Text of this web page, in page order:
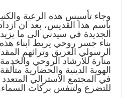
وجاء تأسيس هذه الرعية
باسم هذا القديس، بعد ان
بناء جسر روحي يربط ابناء
الرسولي العريق وتراثهم
منارة للارشاد الروحي
الهوية الدينية والحضارية
في المجتمع الاسترالي المتعدد
للتضرع ولتنفس بركات